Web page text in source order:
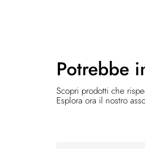
Potrebbe
Scopri prodotti che
Esplora ora il nostro